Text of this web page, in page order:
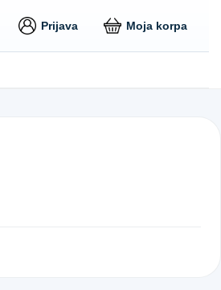
Prijava Moja korpa